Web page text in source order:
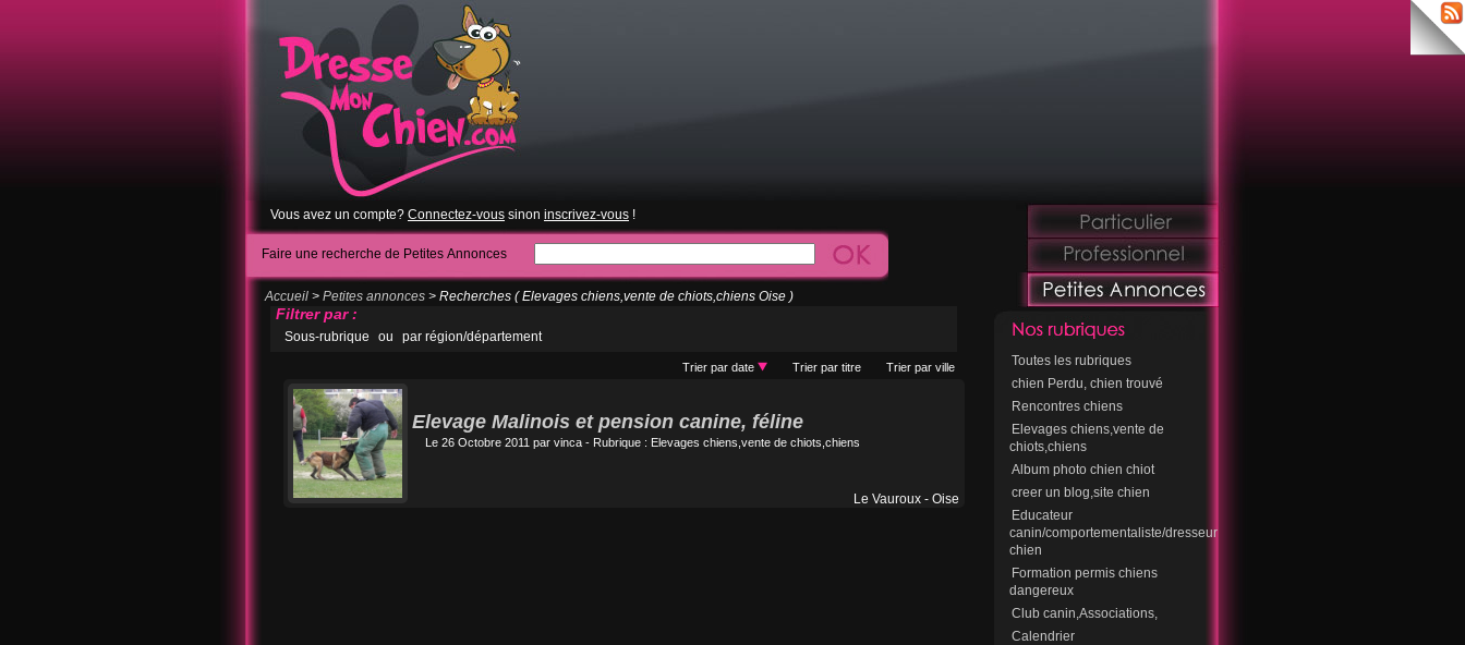
Toutes les rubriques
chien Perdu, chien trouvé
Rencontres chiens
Elevages chiens,vente de
chiots,chiens
Album photo chien chiot
creer un blog,site chien
Educateur
canin/comportementaliste/dresseur
chien
Formation permis chiens
dangereux
Club canin,Associations,
Calendrier
Vous avez un compte? Connectez-vous sinon inscrivez-vous !
Faire une recherche de Petites Annonces
Accueil > Petites annonces > Recherches ( Elevages chiens,vente de chiots,chiens Oise )
Filtrer par :
Sous-rubrique ou par région/département
Trier par date Trier par titre Trier par ville
Elevage Malinois et pension canine, féline
Le 26 Octobre 2011 par vinca - Rubrique : Elevages chiens,vente de chiots,chiens
Le Vauroux - Oise